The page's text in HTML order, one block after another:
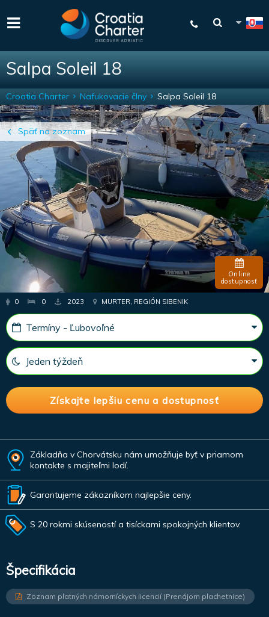
Salpa Soleil 18
Späť na zoznam
Croatia Charter Nafukovacie člny Salpa Soleil 18
Online
dostupnosť
0 0 2023 MURTER, REGIÓN SIBENIK
Základňa v Chorvátsku nám umožňuje byť v priamom
kontakte s majiteľmi lodí.
Garantujeme zákazníkom najlepšie ceny.
S 20 rokmi skúseností a tisíckami spokojných klientov.
Špecifikácia
Zoznam platných námorníckych licencií (Prenájom plachetnice)